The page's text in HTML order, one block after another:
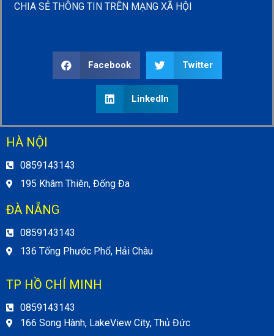
CHIA SẺ THÔNG TIN TRÊN MẠNG XÃ HỘI
Facebook Twitter
LinkedIn
HÀ NỘI
0859143143
195 Khâm Thiên, Đống Đa
ĐÀ NẴNG
0859143143
136 Tống Phước Phổ, Hải Châu
TP HỒ CHÍ MINH
0859143143
166 Song Hành, LakeView City, Thủ Đức